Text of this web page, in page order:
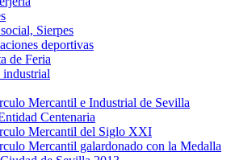
Sierpes
deportivas
de Feria
industrial
Mercantil e Industrial de Sevilla
Centenaria
Mercantil del Siglo XXI
Mercantil galardonado con la Medalla